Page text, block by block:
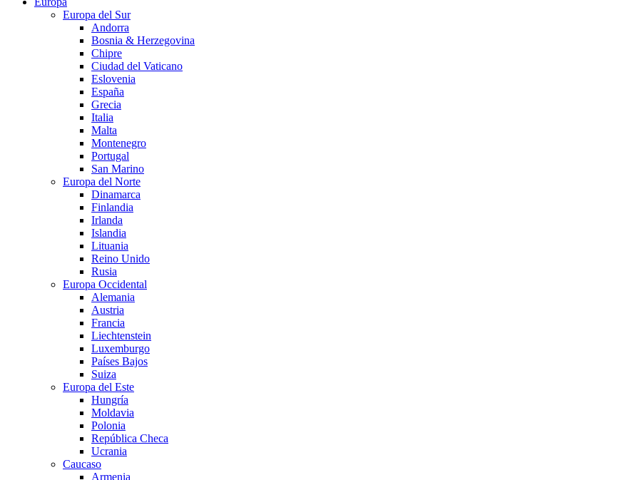
Europa del Sur
Andorra
Bosnia & Herzegovina
Chipre
Ciudad del Vaticano
Eslovenia
España
Grecia
Italia
Malta
Montenegro
Portugal
San Marino
Europa del Norte
Dinamarca
Finlandia
Irlanda
Islandia
Lituania
Reino Unido
Rusia
Europa Occidental
Alemania
Austria
Francia
Liechtenstein
Luxemburgo
Países Bajos
Suiza
Europa del Este
Hungría
Moldavia
Polonia
República Checa
Ucrania
Caucaso
Armenia